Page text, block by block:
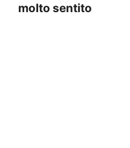
molto sentito